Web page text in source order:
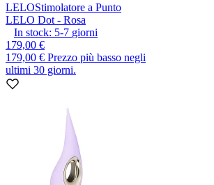
LELOStimolatore a Punto
LELO Dot - Rosa
In stock: 5-7 giorni
179,00 €
179,00 € Prezzo più basso negli
ultimi 30 giorni.